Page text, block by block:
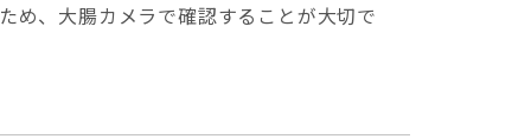
め、大腸カメラで確認することが大切で